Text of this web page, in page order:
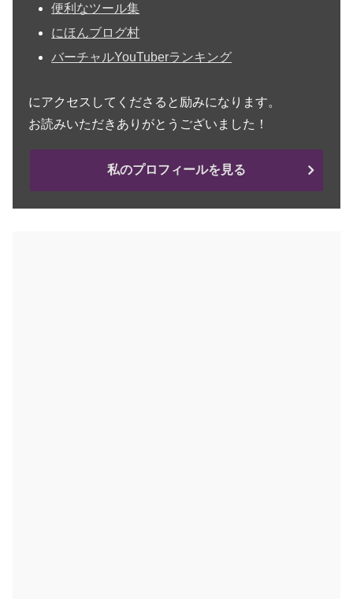
便利なツール集
にほんブログ村
バーチャルYouTuberランキング
にアクセスしてくださると励みになります。
お読みいただきありがとうございました！
私のプロフィールを見る